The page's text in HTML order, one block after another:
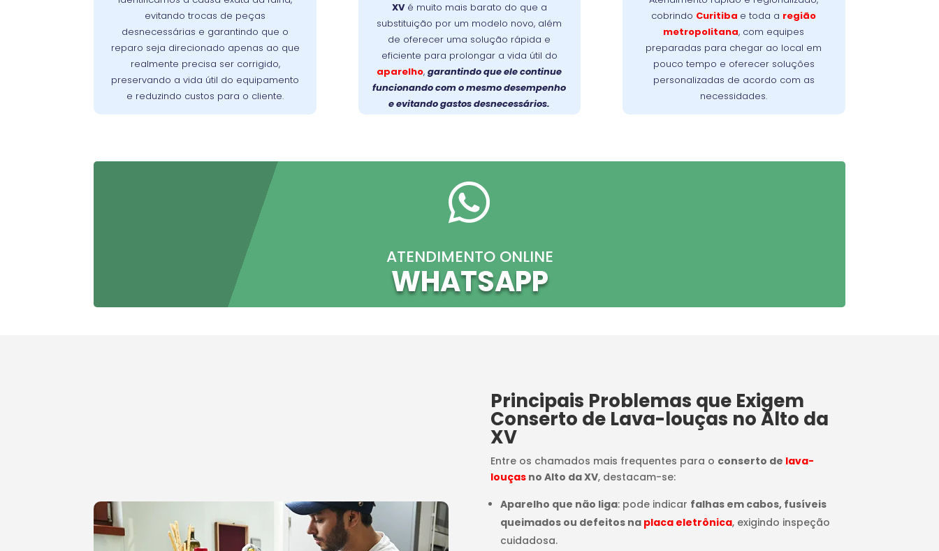
evitando trocas de peças
desnecessárias e garantindo que o
reparo seja direcionado apenas ao que
realmente precisa ser corrigido,
preservando a vida útil do equipamento
e reduzindo custos para o cliente.
identificar com exatidão a origem dos
problemas.
Assim, evitamos reparos
desnecessários, preservamos a vida útil
do aparelho e asseguramos que o cliente
pague apenas pelo que realmente
precisa ser corrigido.
XVé muito mais barato do que a
substituição por um modelo novo, além
de oferecer uma solução rápida e
eficiente para prolongar a vida útil do
aparelho,garantindo que ele continue
funcionando com o mesmo desempenho
e evitando gastos desnecessários.
caras e devolve a eficiência original ao
seu aparelho.
Faça a escolha
inteligente:
prolongue a vida útil da sua
lava-louças com um reparo profissional
e de qualidade!
cobrindo Curitiba e toda a região
metropolitana, com equipes
preparadas para chegar ao local em
pouco tempo e oferecer soluções
personalizadas de acordo com as
necessidades.
planejado para solucionar o problema
no menor tempo possível, minimizando a
interrupção da sua rotina.
Nossa meta é
oferecer conforto, confiança e resultados
imediatos, do primeiro contato à
conclusão do serviço.

ATENDIMENTO ONLINE
WHATSAPP
Principais Problemas que Exigem
Conserto de Lava-louças no Alto da
XV
Entre os chamados mais frequentes para o conserto de lava-
louçasno Alto da XV, destacam-se:
Aparelho que não liga: pode indicar falhas em cabos, fusíveis
queimados ou defeitos na placa eletrônica, exigindo inspeção
cuidadosa.